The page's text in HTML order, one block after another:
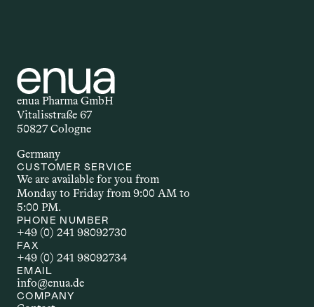
oder Creme: Die Form der Anwendung
beeinflusst, wie schnell und wie stark
der Wirkstoff wirkt. Welche
Applikationsform gewählt wird, hängt
unter anderem vom Wirkstoff selbst,
individuellen Bedürfnissen ab.
AUTOIMMUNERKR
ANKUNG
chronische Störungen, bei denen das
enua Pharma GmbH
Vitalisstraße 67
50827 Cologne
Germany
CUSTOMER SERVICE
We are available for you from
Monday to Friday from 9:00 AM to
5:00 PM.
PHONE NUMBER
+49 (0) 241 98092730
FAX
+49 (0) 241 98092734
EMAIL
info@enua.de
COMPANY